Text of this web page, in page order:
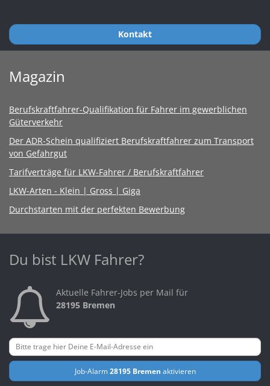
Kontakt
Magazin
Berufskraftfahrer-Qualifikation für Fahrer im gewerblichen
Güterverkehr
Der ADR-Schein qualifiziert Berufskraftfahrer zum Transport
von Gefahrgut
Tarifverträge für LKW-Fahrer / Berufskraftfahrer
LKW-Arten - Klein | Gross | Giga
Durchstarten mit der perfekten Bewerbung
Du bist LKW Fahrer?
Aktuelle Fahrer-Jobs per Mail für
28195 Bremen
Job-Alarm28195 Bremen aktivieren